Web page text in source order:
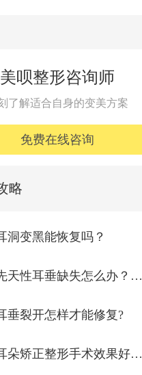
美呗整形咨询师
了解适合自身的变美方案
免费在线咨询
略
洞变黑能恢复吗？
先天性耳垂缺失怎么办？请问能做修复手术吗
垂裂开怎样才能修复?
耳朵矫正整形手术效果好吗？